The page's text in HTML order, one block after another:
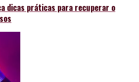
dicas práticas para recuperar o